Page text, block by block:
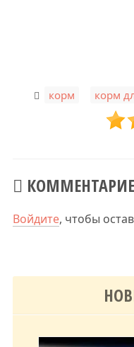
корм корм
Войдите, чтобы